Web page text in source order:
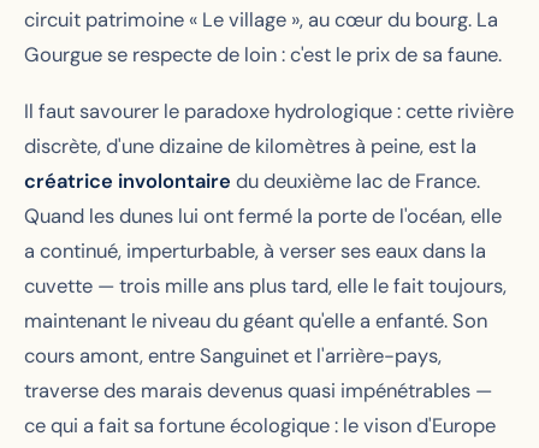
circuit patrimoine « Le village », au cœur du bourg. La
Gourgue se respecte de loin : c'est le prix de sa faune.
Il faut savourer le paradoxe hydrologique : cette rivière
discrète, d'une dizaine de kilomètres à peine, est la
créatrice involontaire du deuxième lac de France.
Quand les dunes lui ont fermé la porte de l'océan, elle
a continué, imperturbable, à verser ses eaux dans la
cuvette — trois mille ans plus tard, elle le fait toujours,
maintenant le niveau du géant qu'elle a enfanté. Son
cours amont, entre Sanguinet et l'arrière-pays,
traverse des marais devenus quasi impénétrables —
ce qui a fait sa fortune écologique : le vison d'Europe